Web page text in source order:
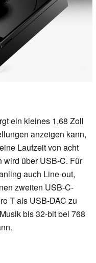
ein kleines 1,68 Zoll
anzeigen kann,
Laufzeit von acht
wird über USB-C. Für
auch Line-out,
zweiten USB-C-
T als USB-DAC zu
bis 32-bit bei 768